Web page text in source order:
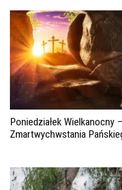
Poniedziałek Wielkanocny
Zmartwychwstania